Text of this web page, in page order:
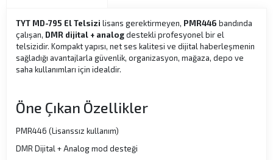
TYT MD-795 El Telsizi lisans gerektirmeyen, PMR446 bandında
çalışan, DMR dijital + analogdestekli profesyonel bir el
telsizidir. Kompakt yapısı, net ses kalitesi ve dijital haberleşmenin
sağladığı avantajlarla güvenlik, organizasyon, mağaza, depo ve
saha kullanımları için idealdir.
Öne Çıkan Özellikler
PMR446 (Lisanssız kullanım)
DMR Dijital + Analog mod desteği